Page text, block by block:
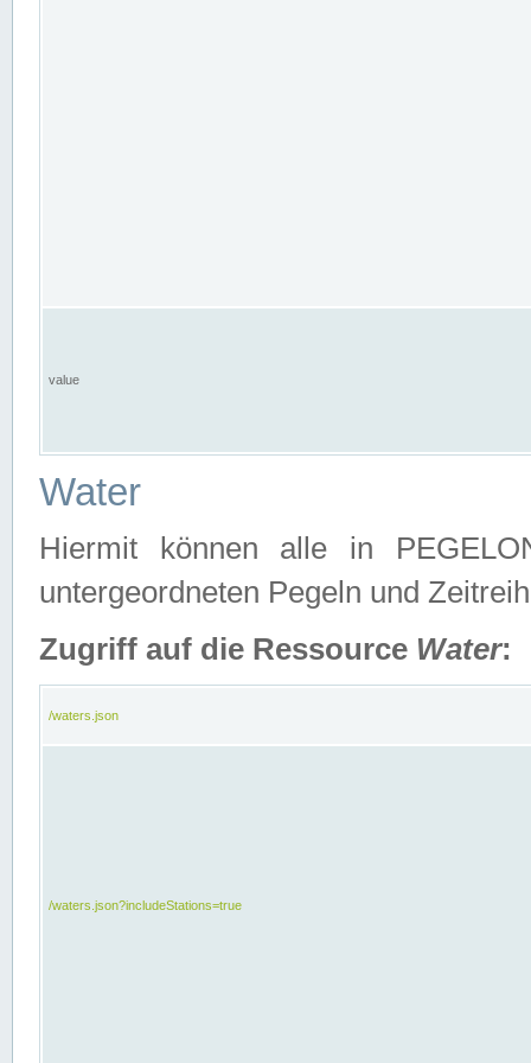
value
Water
Hiermit können alle in
untergeordneten Pegeln und
Zugriff auf die Ressource Water:
/waters.json
/waters.json?includeStations=true